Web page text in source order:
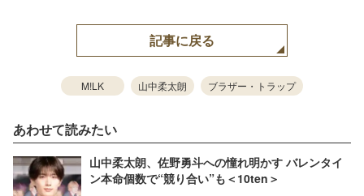
記事に戻る
M!LK 山中柔太朗 ブラザー・トラップ
あわせて読みたい
山中柔太朗、佐野勇斗への憧れ明かす バレンタイ
ン本命個数で“競り合い”も＜10ten＞